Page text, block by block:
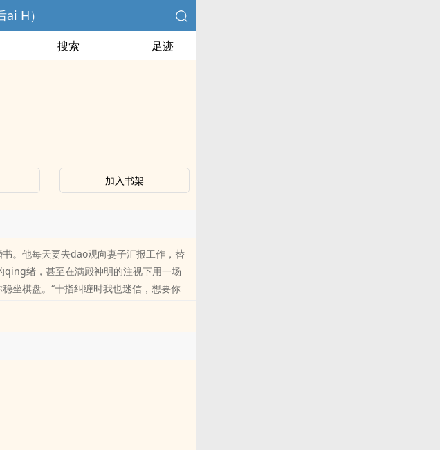
H）
搜索 足迹
加入书架
。他每天要去dao观向妻子汇报工作，替
绪，甚至在满殿神明的注视下用一场
坐棋盘。“十指纠缠时我也迷信，想要你
伥（neihan玄学元素，切勿当真；小学生